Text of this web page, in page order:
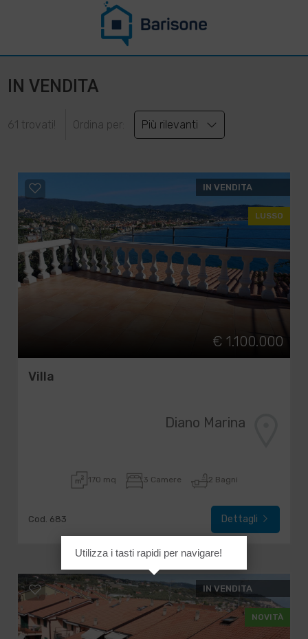
IN VENDITA
61 trovati! Ordina per: Più rilevanti
IN VENDITA
LUSSO
€ 1.100.000
Villa
Diano Marina
170 mq 3 Camere 2 Bagni
Cod. 683 Dettagli
IN VENDITA
NOVITÀ
Utilizza i tasti rapidi per navigare!